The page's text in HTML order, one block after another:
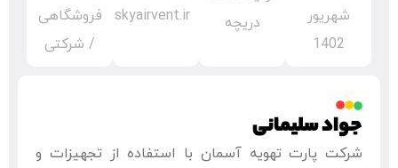
شهریور
1402
دریچه
skyairvent.ir فروشگاهی
/ شرکتی
جواد سلیمانی
شرکت پارت تهویه آسمان با استفاده از تجهیزات و